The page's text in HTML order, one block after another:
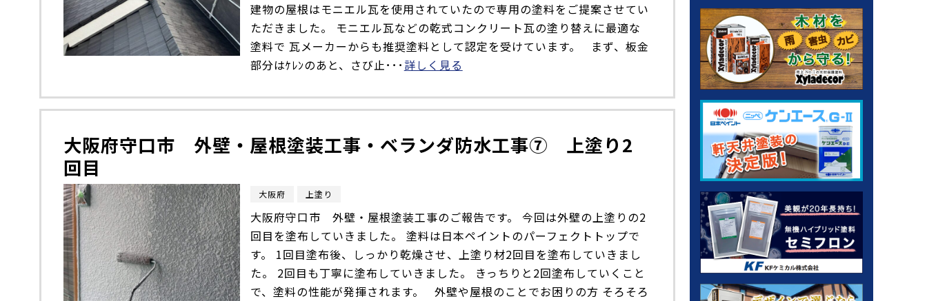
建物の屋根はモニエル瓦を使用されていたので専用の塗料をご提案させてい
ただきました。 モニエル瓦などの乾式コンクリート瓦の塗り替えに最適な
塗料で 瓦メーカーからも推奨塗料として認定を受けています。 まず、板金
部分はｹﾚﾝのあと、さび止･･･ 詳しく見る
大阪府守口市 外壁・屋根塗装工事・ベランダ防水工事➆ 上塗り2
回目
大阪府 上塗り
大阪府守口市 外壁・屋根塗装工事のご報告です。 今回は外壁の上塗りの2
回目を塗布していきました。 塗料は日本ペイントのパーフェクトトップで
す。 1回目塗布後、しっかり乾燥させ、上塗り材2回目を塗布していきまし
た。 2回目も丁寧に塗布していきました。 きっちりと2回塗布していくこと
で、塗料の性能が発揮されます。 外壁や屋根のことでお困りの方 そろそろ